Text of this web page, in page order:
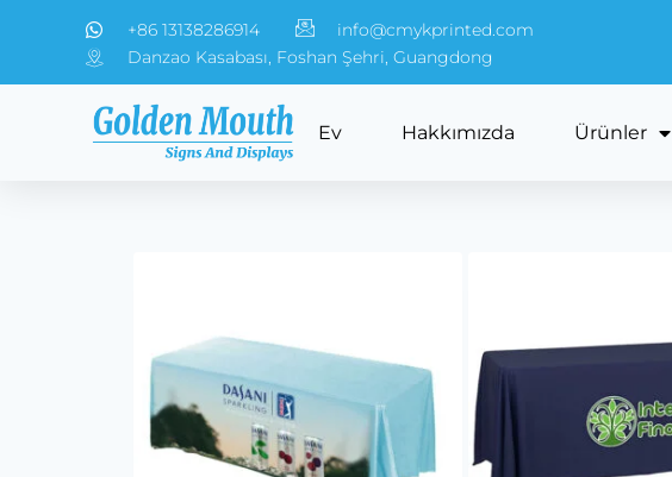
+86 13138286914
info@cmykprinted.com
Danzao Kasabası, Foshan Şehri, Guangdong
Ev Hakkımızda Ürünler